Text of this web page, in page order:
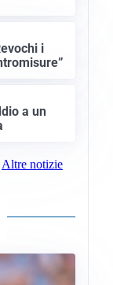
i
a un
Altre notizie